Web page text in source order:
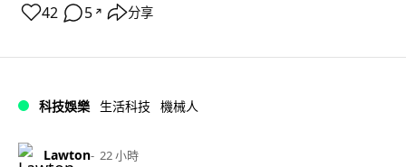
42 5 ↗ 分享
科技娛樂 生活科技 機械人
Lawton 22 小時